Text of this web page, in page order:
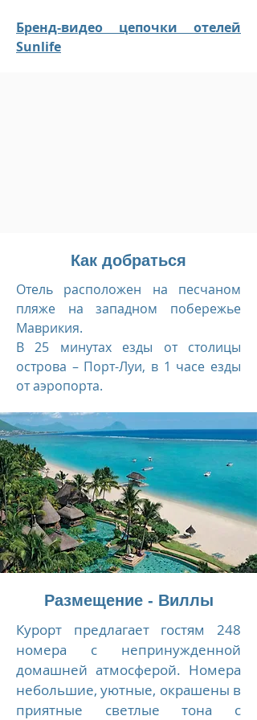
Бренд-видео цепочки отелей
Sunlife
Как добраться
Отель расположен на песчаном
пляже на западном побережье
Маврикия.
В 25 минутах езды от столицы
острова – Порт-Луи, в 1 часе езды
от аэропорта.
Размещение - Виллы
Курорт предлагает гостям 248
номера с непринужденной
домашней атмосферой. Номера
небольшие, уютные, окрашены в
приятные светлые тона с